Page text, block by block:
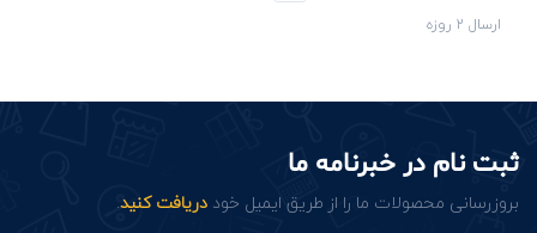
ارسال 2 روزه
ثبت نام در خبرنامه ما
بروزرسانی محصولات ما را از طریق ایمیل خود دریافت کنید.